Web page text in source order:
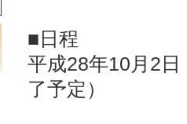
■日程
平成28年10月2
了予定）